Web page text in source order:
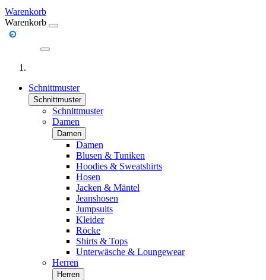
Warenkorb
Warenkorb
Schnittmuster
Schnittmuster
Schnittmuster
Damen
Damen
Damen
Blusen & Tuniken
Hoodies & Sweatshirts
Hosen
Jacken & Mäntel
Jeanshosen
Jumpsuits
Kleider
Röcke
Shirts & Tops
Unterwäsche & Loungewear
Herren
Herren